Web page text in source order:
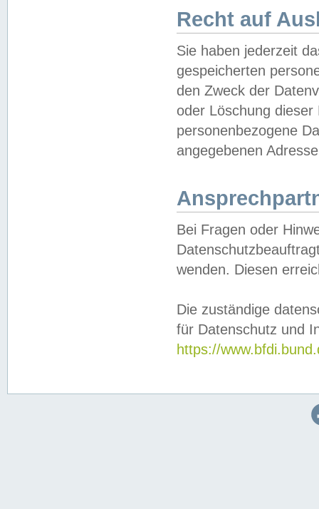
Recht auf
Sie haben jederzeit
gespeicherten
den Zweck der
oder Löschung
personenbezogene
angegebenen
Bei Fragen oder
wenden. Diesen
Die zuständige
für Datenschutz und
https://